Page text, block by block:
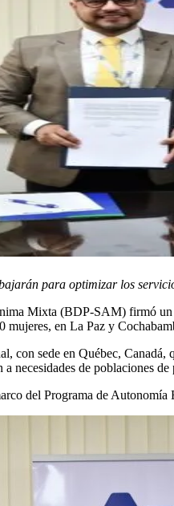
para optimizar los
Mixta (BDP-SAM) firmó
en La Paz y
con sede en Québec,
necesidades de poblaciones de
del Programa de